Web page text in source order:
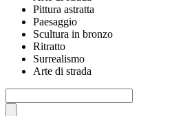
Pittura astratta
Paesaggio
Scultura in bronzo
Ritratto
Surrealismo
Arte di strada